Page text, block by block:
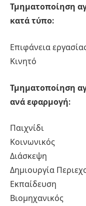
Τμηματοποίηση
κατά τύπο:
Επιφάνεια
Κινητό
Τμηματοποίηση
ανά εφαρμογή:
Παιχνίδι
Κοινωνικός
Διάσκεψη
Δημιουργία
Εκπαίδευση
Βιομηχανικός